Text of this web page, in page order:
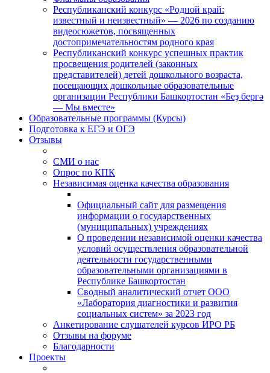
Республиканский конкурс «Родной край:
известный и неизвестный» — 2026 по созданию
видеосюжетов, посвященных
достопримечательностям родного края
Республиканский конкурс успешных практик
просвещения родителей (законных
представителей) детей дошкольного возраста,
посещающих дошкольные образовательные
организации Республики Башкортостан «Беҙ бергә
— Мы вместе»
Образовательные программы (Курсы)
Подготовка к ЕГЭ и ОГЭ
Отзывы
СМИ о нас
Опрос по КПК
Независимая оценка качества образования
Официальный сайт для размещения
информации о государственных
(муниципальных) учреждениях
О проведении независимой оценки качества
условий осуществления образовательной
деятельности государственными
образовательными организациями в
Республике Башкортостан
Сводный аналитический отчет ООО
«Лаборатория диагностики и развития
социальных систем» за 2023 год
Анкетирование слушателей курсов ИРО РБ
Отзывы на форуме
Благодарности
Проекты